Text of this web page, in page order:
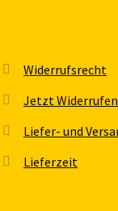
Widerrufsrecht
Jetzt Widerrufen
Liefer- und
Lieferzeit